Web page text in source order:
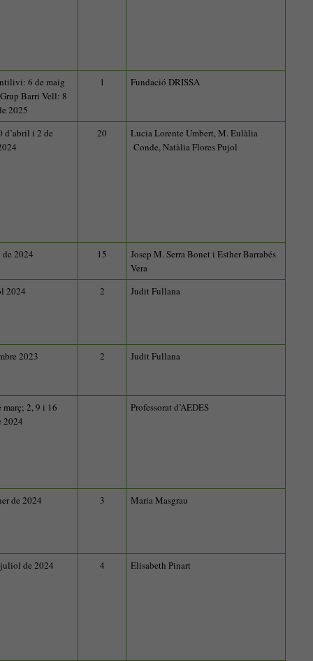
6 de maig
Barri Vell: 8
2025
1 Fundació DRISSA
d’abril i 2 de
20
Lucia Lorente Umbert, M. Eulàlia
Conde, Natàlia Flores Pujol
2024 15
Josep M. Serra Bonet i Esther Barrabés
Vera
2024
2 Judit Fullana
2023 2 Judit Fullana
març; 2, 9 i 16
2024
Professorat d’AEDES
de 2024 3 Maria Masgrau
de 2024 4 Elisabeth Pinart